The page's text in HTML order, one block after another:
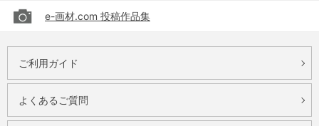
e-画材.com 投稿作品集
ご利用ガイド
よくあるご質問